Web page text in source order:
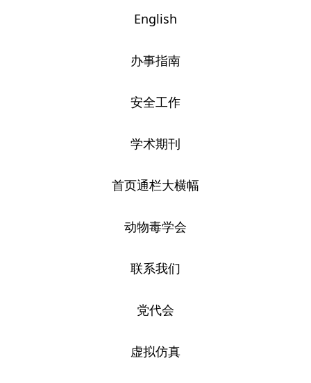
English
办事指南
安全工作
学术期刊
首页通栏大横幅
动物毒学会
联系我们
党代会
虚拟仿真